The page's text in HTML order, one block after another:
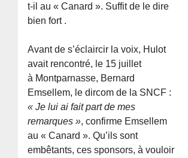
t-il au « Canard ». Suffit de le dire
bien fort .
Avant de s’éclaircir la voix, Hulot
avait rencontré, le 15 juillet
à Montparnasse, Bernard
Emsellem, le dircom de la SNCF :
« Je lui ai fait part de mes
remarques », confirme Emsellem
au « Canard ». Qu’ils sont
embêtants, ces sponsors, à vouloir